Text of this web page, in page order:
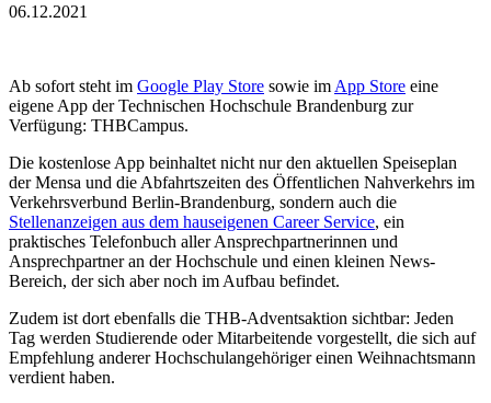
06.12.2021
Ab sofort steht im Google Play Store sowie im App Store eine
eigene App der Technischen Hochschule Brandenburg zur
Verfügung: THBCampus.
Die kostenlose App beinhaltet nicht nur den aktuellen Speiseplan
der Mensa und die Abfahrtszeiten des Öffentlichen Nahverkehrs im
Verkehrsverbund Berlin-Brandenburg, sondern auch die
Stellenanzeigen aus dem hauseigenen Career Service, ein
praktisches Telefonbuch aller Ansprechpartnerinnen und
Ansprechpartner an der Hochschule und einen kleinen News-
Bereich, der sich aber noch im Aufbau befindet.
Zudem ist dort ebenfalls die THB-Adventsaktion sichtbar: Jeden
Tag werden Studierende oder Mitarbeitende vorgestellt, die sich auf
Empfehlung anderer Hochschulangehöriger einen Weihnachtsmann
verdient haben.